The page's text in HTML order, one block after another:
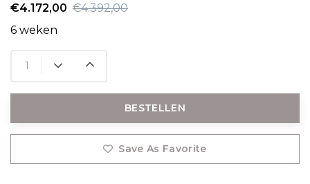
€4.172,00 €4.392,00
6 weken
BESTELLEN
Save As Favorite